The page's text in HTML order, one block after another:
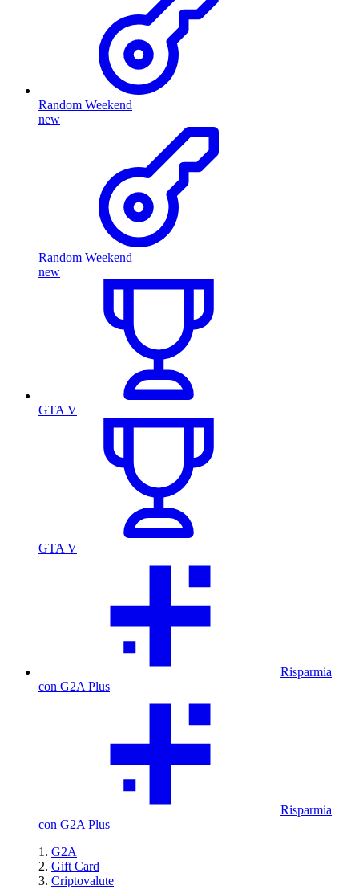
Random Weekend
new
Random Weekend
new
GTA V
GTA V
Risparmia
con G2A Plus
Risparmia
con G2A Plus
G2A
Gift Card
Criptovalute